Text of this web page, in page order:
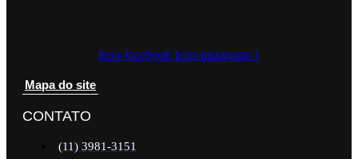
Icon-facebook Icon-instagram-1
Mapa do site
CONTATO
(11) 3981-3151